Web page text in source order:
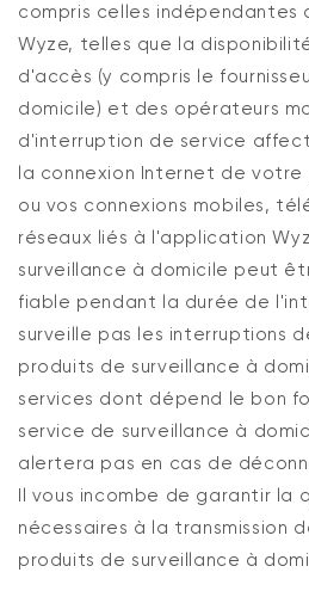
compris celles indépendantes
Wyze, telles que la
d'accès (y compris le
domicile) et des opérateurs
d'interruption de service
la connexion Internet de
ou vos connexions mobiles,
réseaux liés à l'application
surveillance à domicile peut
fiable pendant la durée de
surveille pas les interruptions
produits de surveillance à
services dont dépend le bon
service de surveillance à
alertera pas en cas de
Il vous incombe de garantir la
nécessaires à la transmission
produits de surveillance à